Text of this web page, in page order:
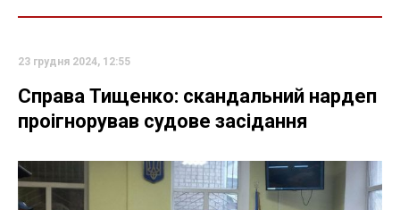
23 грудня 2024, 12:55
Справа Тищенко: скандальний нардеп
проігнорував судове засідання